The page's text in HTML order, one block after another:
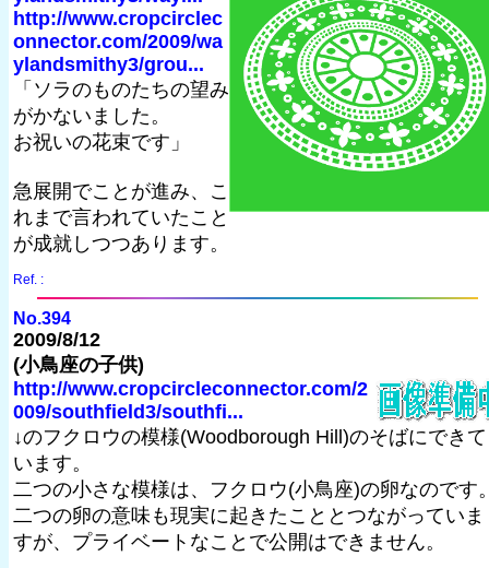
http://www.cropcirclec
onnector.com/2009/wa
ylandsmithy3/grou...
「ソラのものたちの望み
がかないました。
お祝いの花束です」
急展開でことが進み、こ
れまで言われていたこと
が成就しつつあります。
Ref. :
No.394
2009/8/12
(小鳥座の子供)
http://www.cropcircleconnector.com/2
009/southfield3/southfi...
↓のフクロウの模様(Woodborough Hill)のそばにできて
います。
二つの小さな模様は、フクロウ(小鳥座)の卵なのです
二つの卵の意味も現実に起きたこととつながっていま
すが、プライベートなことで公開はできません。